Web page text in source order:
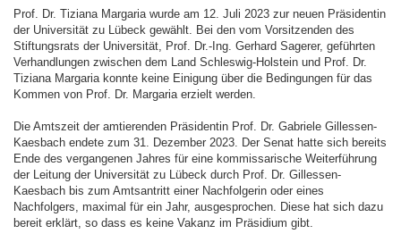
Prof. Dr. Tiziana Margaria wurde am 12. Juli 2023 zur neuen Präsidentin
der Universität zu Lübeck gewählt. Bei den vom Vorsitzenden des
Stiftungsrats der Universität, Prof. Dr.-Ing. Gerhard Sagerer, geführten
Verhandlungen zwischen dem Land Schleswig-Holstein und Prof. Dr.
Tiziana Margaria konnte keine Einigung über die Bedingungen für das
Kommen von Prof. Dr. Margaria erzielt werden.
Die Amtszeit der amtierenden Präsidentin Prof. Dr. Gabriele Gillessen-
Kaesbach endete zum 31. Dezember 2023. Der Senat hatte sich bereits
Ende des vergangenen Jahres für eine kommissarische Weiterführung
der Leitung der Universität zu Lübeck durch Prof. Dr. Gillessen-
Kaesbach bis zum Amtsantritt einer Nachfolgerin oder eines
Nachfolgers, maximal für ein Jahr, ausgesprochen. Diese hat sich dazu
bereit erklärt, so dass es keine Vakanz im Präsidium gibt.